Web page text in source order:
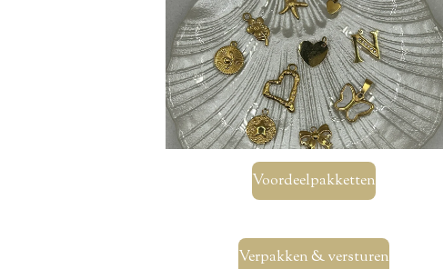
Voordeelpakketten
Verpakken & versturen